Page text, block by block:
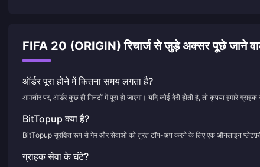
FIFA 20 (ORIGIN) रिचार्ज से जुड़े अक्सर पूछे जाने
ऑर्डर पूरा होने में कितना समय लगता है?
आमतौर पर, ऑर्डर कुछ ही मिनटों में पूरा हो जाएगा। यदि कोई देरी होती है, तो कृपया हमारे
BitTopup क्या है?
BitTopup सुरक्षित रूप से गेम और सेवाओं को तुरंत टॉप-अप करने के लिए एक ऑनलाइन
ग्राहक सेवा के घंटे?